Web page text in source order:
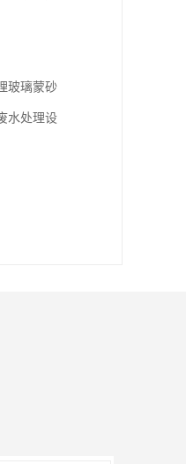
玻璃蒙砂
水处理设